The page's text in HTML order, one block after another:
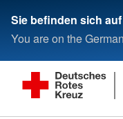
Sie befinden sich
You are on the